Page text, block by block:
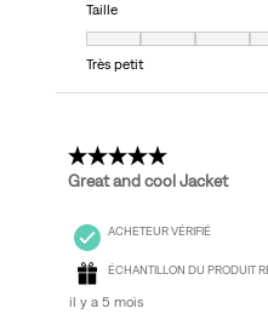
Taille
Taille, 5 sur 7, où 1 est égal à
Très petit
5 étoile(s) sur 5.
Great and cool Jacket
ACHETEUR VÉRIFIÉ
ÉCHANTILLON DU PRODUIT
il y a 5 mois